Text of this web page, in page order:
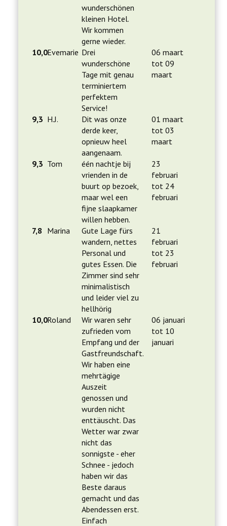
wunderschönen
kleinen Hotel.
Wir kommen
gerne wieder.
10,0Evemarie Drei
wunderschöne
Tage mit genau
terminiertem
perfektem
Service!
06 maart
tot 09
maart
9,3 H.J.
Dit was onze
derde keer,
opnieuw heel
aangenaam.
01 maart
tot 03
maart
9,3 Tom
één nachtje bij
vrienden in de
buurt op bezoek,
maar wel een
fijne slaapkamer
willen hebben.
23
februari
tot 24
februari
7,8 Marina
Gute Lage fürs
wandern, nettes
Personal und
gutes Essen. Die
Zimmer sind sehr
minimalistisch
und leider viel zu
hellhörig
21
februari
tot 23
februari
10,0Roland
Wir waren sehr
zufrieden vom
Empfang und der
Gastfreundschaft.
Wir haben eine
mehrtägige
Auszeit
genossen und
wurden nicht
enttäuscht. Das
Wetter war zwar
nicht das
sonnigste - eher
Schnee - jedoch
haben wir das
Beste daraus
gemacht und das
Abendessen erst.
Einfach
06 januari
tot 10
januari